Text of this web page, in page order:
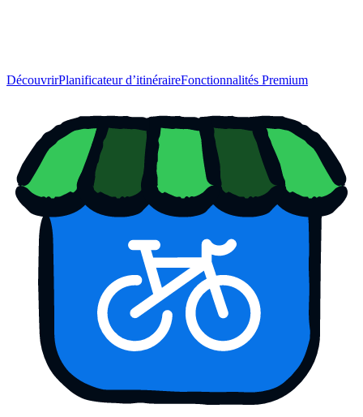
DécouvrirPlanificateur d’itinéraireFonctionnalités Premium